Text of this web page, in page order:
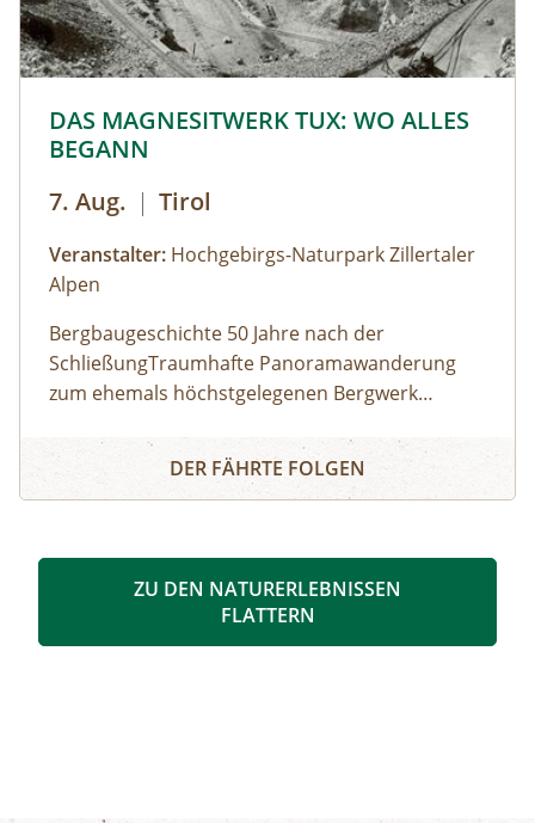
13 km bei 470 m im Aufstieg und 1.340 m im
Abstieg zurück.
DAS MAGNESITWERK TUX: WO ALLES
BEGANN
7. Aug. | Tirol
Veranstalter: Hochgebirgs-Naturpark Zillertaler
Alpen
Bergbaugeschichte 50 Jahre nach der
SchließungTraumhafte Panoramawanderung
zum ehemals höchstgelegenen Bergwerk
Tal kamen, hat mit dem Auffi nden der
Magnesit-Lagerstätten die wichtigste Epoche für
den Lebensunterhalt verdient. Wir wandern von
DAS MAGNESITWERK TUX: WO ALLES BEGANN
DER FÄHRTE FOLGEN
ZU DEN NATURERLEBNISSEN
FLATTERN